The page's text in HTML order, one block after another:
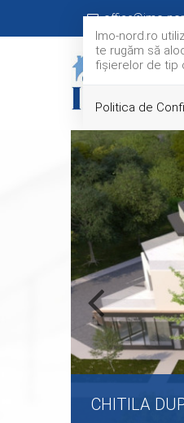
Imo-nord.ro
te rugăm să
fişierelor de tip
Politica de
office@imo-
CHITILA